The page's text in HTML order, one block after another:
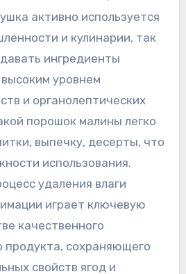
активно используется
и кулинарии, так
ингредиенты
уровнем
и органолептических
порошок малины легко
выпечку, десерты, что
использования.
удаления влаги
играет ключевую
качественного
продукта, сохраняющего
свойств ягод и